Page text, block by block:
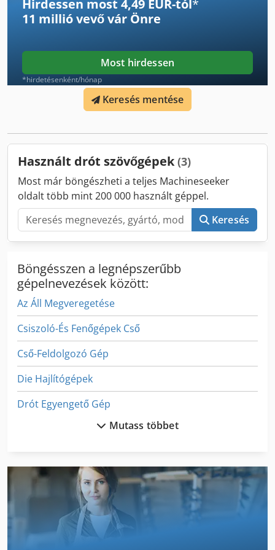
Hirdessen most 4,49 EUR-tól *
11 millió vevővár Önre
Most hirdessen
*hirdetésenként/hónap
Keresés mentése
Használt drót szövőgépek (3)
Most már böngészheti a teljes Machineseeker
oldalt több mint 200 000 használt géppel.
Keresés
Böngésszen a legnépszerűbb
gépelnevezések között:
Az Áll Megveregetése
Csiszoló-És Fenőgépek Cső
Cső-Feldolgozó Gép
Die Hajlítógépek
Drót Egyengető Gép
Drót O Kötelező Gép
Dws 200
Fejező És Gérvágó Fűrész
Feldolgozó És Anyatej Kiegészítő 22
Mutass többet